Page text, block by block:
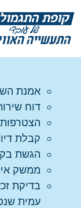
אמנת
דוח
קבלת
הגשת
ממשק
בדיקת
עמית